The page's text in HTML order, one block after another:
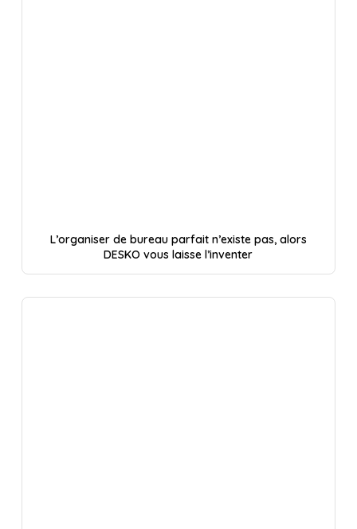
L’organiser de bureau parfait n’existe pas, alors
DESKO vous laisse l’inventer